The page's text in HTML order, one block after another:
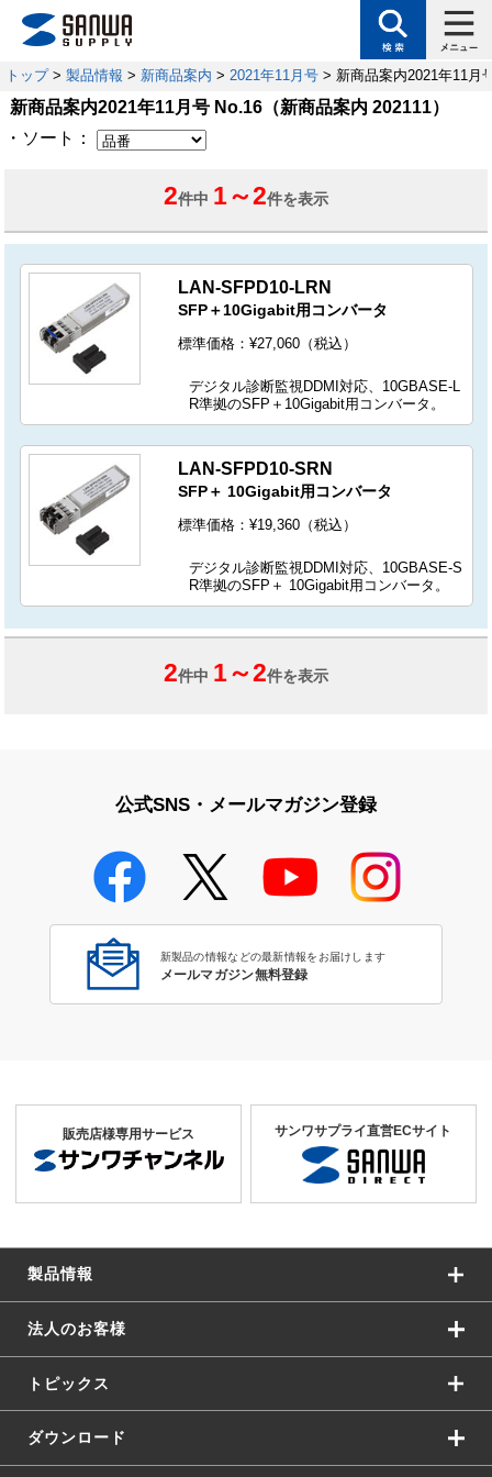
トップ> 製品情報 > 新商品案内 > 2021年11月号 > 新商品案内2021年11月
新商品案内2021年11月号 No.16（新商品案内 202111）
・ソート：
2件中 1～2件を表示
LAN-SFPD10-LRN
SFP＋10Gigabit用コンバータ
標準価格：¥27,060（税込）
デジタル診断監視DDMI対応、10GBASE-L
R準拠のSFP＋10Gigabit用コンバータ。
LAN-SFPD10-SRN
SFP＋ 10Gigabit用コンバータ
標準価格：¥19,360（税込）
デジタル診断監視DDMI対応、10GBASE-S
R準拠のSFP＋ 10Gigabit用コンバータ。
2件中 1～2件を表示
公式SNS・メールマガジン登録
新製品の情報などの最新情報をお届けします
メールマガジン無料登録
販売店様専用サービス サンワサプライ直営ECサイト
製品情報
法人のお客様
トピックス
ダウンロード